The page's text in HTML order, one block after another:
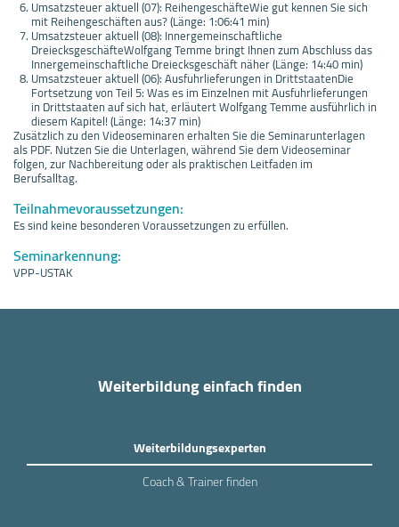
Umsatzsteuer aktuell (07): ReihengeschäfteWie gut kennen Sie sich
mit Reihengeschäften aus? (Länge: 1:06:41 min)
Umsatzsteuer aktuell (08): Innergemeinschaftliche
DreiecksgeschäfteWolfgang Temme bringt Ihnen zum Abschluss das
Innergemeinschaftliche Dreiecksgeschäft näher (Länge: 14:40 min)
Umsatzsteuer aktuell (06): Ausfuhrlieferungen in DrittstaatenDie
Fortsetzung von Teil 5: Was es im Einzelnen mit Ausfuhrlieferungen
in Drittstaaten auf sich hat, erläutert Wolfgang Temme ausführlich in
diesem Kapitel! (Länge: 14:37 min)
Zusätzlich zu den Videoseminaren erhalten Sie die Seminarunterlagen
als PDF. Nutzen Sie die Unterlagen, während Sie dem Videoseminar
folgen, zur Nachbereitung oder als praktischen Leitfaden im
Berufsalltag.
Teilnahmevoraussetzungen:
Es sind keine besonderen Voraussetzungen zu erfüllen.
Seminarkennung:
VPP-USTAK
Weiterbildung einfach finden
Weiterbildungsexperten
Coach & Trainer finden